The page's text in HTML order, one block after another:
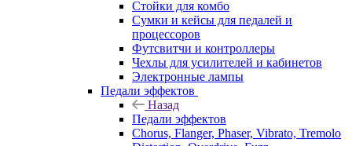
Стойки для комбо
Сумки и кейсы для педалей и
процессоров
Футсвитчи и контроллеры
Чехлы для усилителей и кабинетов
Электронные лампы
Педали эффектов
Назад
Педали эффектов
Chorus, Flanger, Phaser, Vibrato, Tremolo